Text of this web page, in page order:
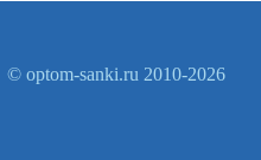
© optom-sanki.ru 2010-2026